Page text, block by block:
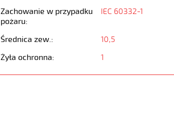
Zachowanie w przypadku
pożaru:
IEC 60332-1
Średnica zew.:
10,5
Żyła ochronna:
1